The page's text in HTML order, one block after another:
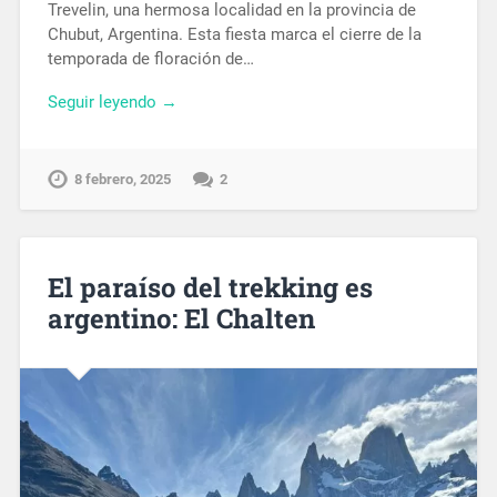
Trevelin, una hermosa localidad en la provincia de
Chubut, Argentina. Esta fiesta marca el cierre de la
temporada de floración de…
Seguir leyendo →
8 febrero, 2025 2
El paraíso del trekking es
argentino: El Chalten